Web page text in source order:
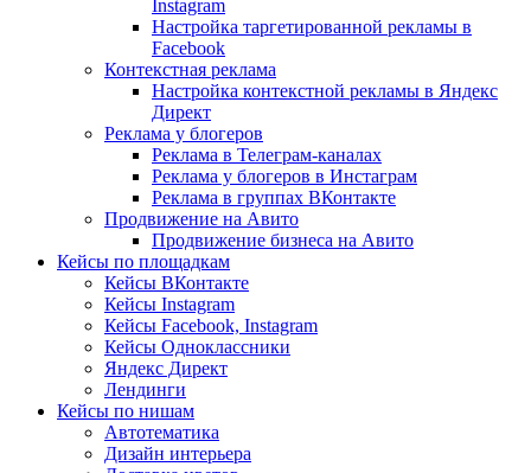
Instagram
Настройка таргетированной рекламы в
Facebook
Контекстная реклама
Настройка контекстной рекламы в Яндекс
Директ
Реклама у блогеров
Реклама в Телеграм-каналах
Реклама у блогеров в Инстаграм
Реклама в группах ВКонтакте
Продвижение на Авито
Продвижение бизнеса на Авито
Кейсы по площадкам
Кейсы ВКонтакте
Кейсы Instagram
Кейсы Facebook, Instagram
Кейсы Одноклассники
Яндекс Директ
Лендинги
Кейсы по нишам
Автотематика
Дизайн интерьера